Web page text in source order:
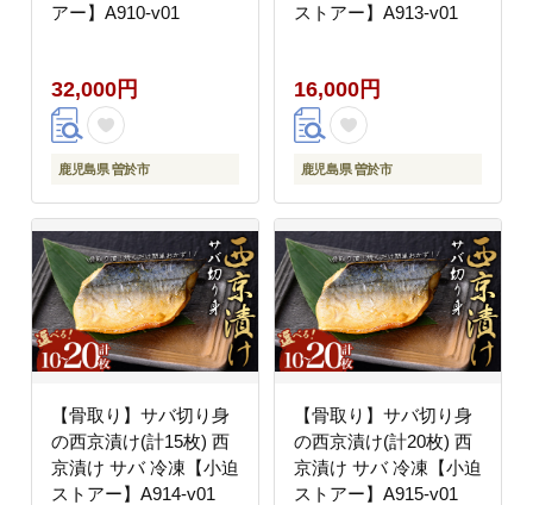
アー】A910-v01
32,000円
鹿児島県 曽於市
ストアー】A913-v01
16,000円
鹿児島県 曽於市
【骨取り】サバ切り身
の西京漬け(計15枚) 西
京漬け サバ 冷凍【小迫
ストアー】A914-v01
【骨取り】サバ切り身
の西京漬け(計20枚) 西
京漬け サバ 冷凍【小迫
ストアー】A915-v01